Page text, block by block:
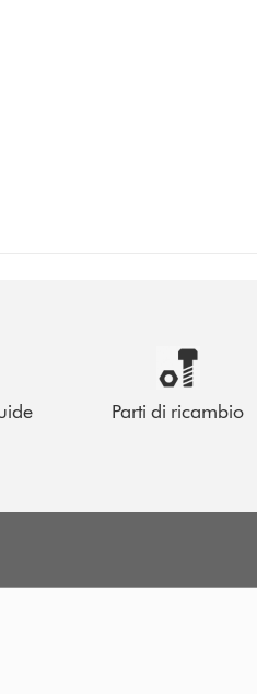
Parti di ricambio